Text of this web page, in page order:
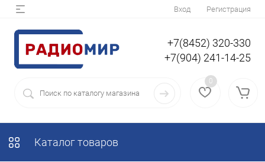
Вход Регистрация
+7(8452) 320-330
+7(904) 241-14-25
0
Каталог товаров